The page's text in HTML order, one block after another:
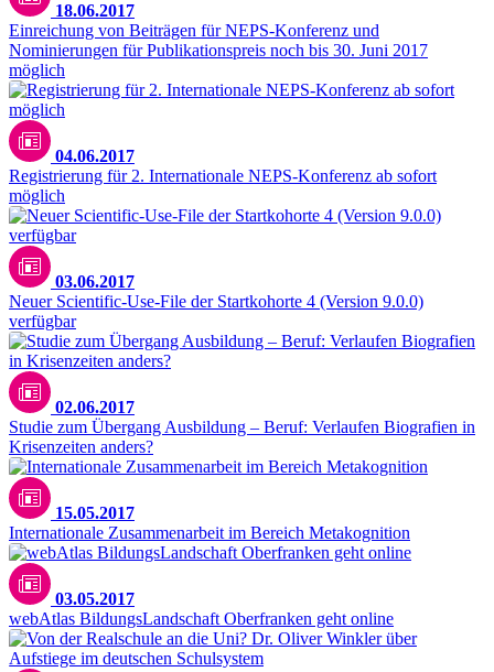
18.06.2017
Einreichung von Beiträgen für NEPS-Konferenz und
Nominierungen für Publikationspreis noch bis 30. Juni 2017
möglich
04.06.2017
Registrierung für 2. Internationale NEPS-Konferenz ab sofort
möglich
03.06.2017
Neuer Scientific-Use-File der Startkohorte 4 (Version 9.0.0)
verfügbar
02.06.2017
Studie zum Übergang Ausbildung – Beruf: Verlaufen Biografien in
Krisenzeiten anders?
15.05.2017
Internationale Zusammenarbeit im Bereich Metakognition
03.05.2017
webAtlas BildungsLandschaft Oberfranken geht online